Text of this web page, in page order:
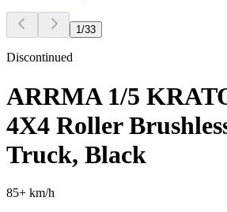
1/33
Discontinued
ARRMA 1/5
4X4 Roller
Truck, Black
85+ km/h